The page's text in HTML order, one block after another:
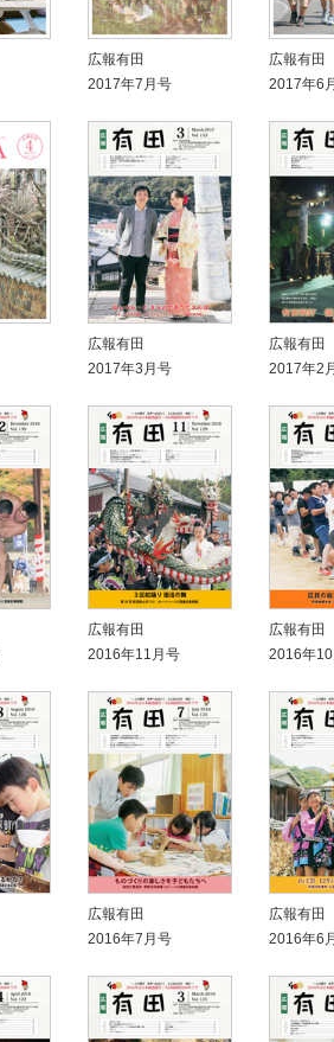
広報有田
2017年7月号
広報有田
2017年6
広報有田
2017年3月号
広報有田
2017年2
広報有田
2016年11月号
広報有田
2016年
広報有田
2016年7月号
広報有田
2016年6